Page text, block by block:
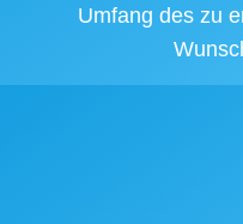
Umfang des zu